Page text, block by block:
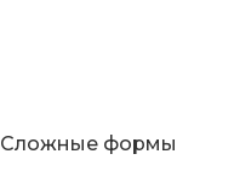
Сложные формы